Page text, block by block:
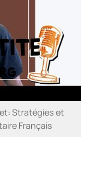
Stratégies et
Français